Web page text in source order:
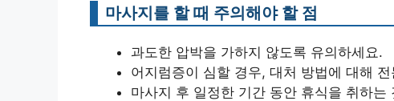
마사지를 할 때 주의해야 할 점
과도한 압박을 가하지 않도록 유의하세요.
어지럼증이 심할 경우, 대처 방법에 대해
마사지 후 일정한 기간 동안 휴식을 취하는